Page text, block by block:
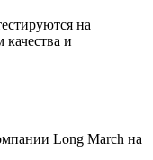
на
и
Long March на